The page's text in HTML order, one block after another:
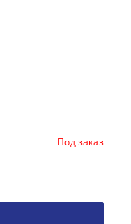
Под заказ